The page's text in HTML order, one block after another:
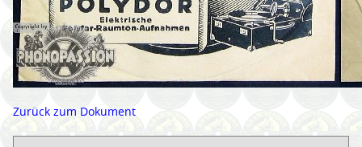
Zurück zum Dokument